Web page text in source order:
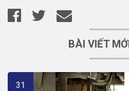
BÀI VIẾT
31